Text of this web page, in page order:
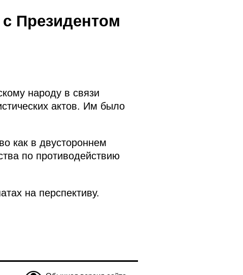
Президентом
народу в связи
актов. Им было
как в двустороннем
по противодействию
на перспективу.